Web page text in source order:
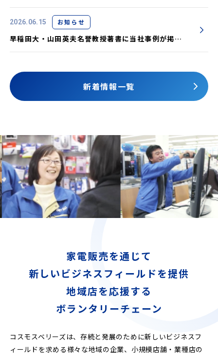
取得しました
2026.06.15 お知らせ
早稲田大・山田英夫名誉教授著書に当社事例が掲載
されました
新着情報一覧
家電販売を通じて
新しいビジネスフィールドを提供
地域店を応援する
ボランタリーチェーン
コスモスベリーズは、存続と発展のために新しいビジネスフ
ィールドを求める様々な地域の企業、小規模店舗・業種店の